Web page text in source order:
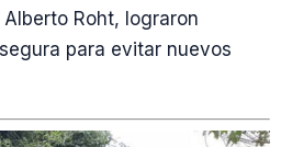
Roht, lograron
para evitar nuevos